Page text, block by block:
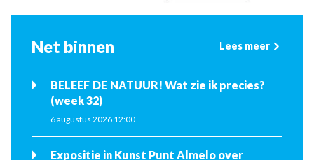
Net binnen Lees meer
BELEEF DE NATUUR! Wat zie ik precies?
(week 32)
6 augustus 2026 12:00
Expositie in Kunst Punt Almelo over